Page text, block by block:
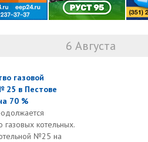
6 Августа
газовой
25 в Пестове
70 %
газовых котельных.
№25 на